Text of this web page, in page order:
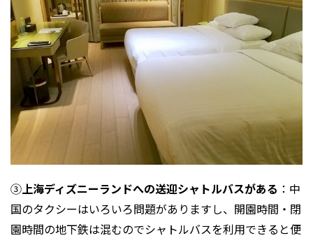
③上海ディズニーランドへの送迎シャトルバスがある ：中
国のタクシーはいろいろ問題がありますし、開園時間・閉
園時間の地下鉄は混むのでシャトルバスを利用できると便